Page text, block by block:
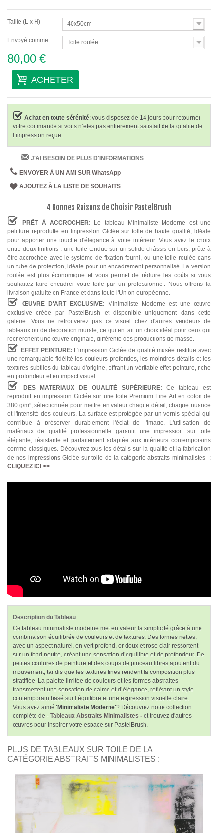
Taille (L x H) 40x50cm
Envoyé comme Toile roulée
80,00 €
ACHETER
Achat en toute sérénité: vous disposez de 14 jours pour retourner
votre commande si vous n’êtes pas entièrement satisfait de la qualité de
l’impression reçue.
J'AI BESOIN DE PLUS D'INFORMATIONS
ENVOYER À UN AMI SUR WhatsApp
AJOUTEZ À LA LISTE DE SOUHAITS
4 Bonnes Raisons de Choisir PastelBrush
PRÊT À ACCROCHER:
Le tableau Minimaliste Moderne est une
peinture reproduite en impression Giclée sur toile de haute qualité, idéale
pour apporter une touche d'élégance à votre intérieur. Vous avez le choix
entre deux finitions : une toile tendue sur un solide châssis en bois, prête à
être accrochée avec le système de fixation fourni, ou une toile roulée dans
un tube de protection, idéale pour un encadrement personnalisé. La version
roulée est plus économique et vous permet de réduire les coûts si vous
souhaitez faire encadrer votre toile par un professionnel. Nous offrons la
livraison gratuite en France et dans toute l'Union européenne.
ŒUVRE D'ART EXCLUSIVE:
Minimaliste Moderne est une œuvre
exclusive créée par PastelBrush et disponible uniquement dans cette
galerie. Vous ne retrouverez pas ce visuel chez d'autres vendeurs de
tableaux ou de décoration murale, ce qui en fait un choix idéal pour ceux qui
recherchent une œuvre originale, différente des productions de masse.
EFFET PEINTURE: L'impression Giclée de qualité musée restitue avec
une remarquable fidélité les couleurs profondes, les moindres détails et les
textures subtiles du tableau d'origine, offrant un véritable effet peinture, riche
en profondeur et en impact visuel.
DES MATÉRIAUX DE QUALITÉ SUPÉRIEURE: Ce tableau est
reproduit en impression Giclée sur une toile Premium Fine Art en coton de
380 g/m², sélectionnée pour mettre en valeur chaque détail, chaque nuance
et l'intensité des couleurs. La surface est protégée par un vernis spécial qui
contribue à préserver durablement l'éclat de l'image. L'utilisation de
matériaux de qualité professionnelle garantit une impression sur toile
élégante, résistante et parfaitement adaptée aux intérieurs contemporains
comme classiques. Découvrez tous les détails sur la qualité et la fabrication
de nos impressions Giclée sur toile de la catégorie abstraits minimalistes -:
CLIQUEZ ICI >>
Description du Tableau
Ce tableau minimaliste moderne met en valeur la simplicité grâce à une
combinaison équilibrée de couleurs et de textures. Des formes nettes,
avec un aspect naturel, en vert profond, or doux et rose clair ressortent
sur un fond neutre, créant une sensation d’équilibre et de profondeur. De
petites coulures de peinture et des coups de pinceau libres ajoutent du
mouvement, tandis que les textures fines rendent la composition plus
stratifiée. La palette limitée de couleurs et les formes abstraites
transmettent une sensation de calme et d’élégance, reflétant un style
contemporain basé sur l’équilibre et une expression visuelle claire.
Vous avez aimé 'Minimaliste Moderne'? Découvrez notre collection
complète de - Tableaux Abstraits Minimalistes - et trouvez d'autres
œuvres pour inspirer votre espace sur PastelBrush.
PLUS DE TABLEAUX SUR TOILE DE LA
CATÉGORIE ABSTRAITS MINIMALISTES :